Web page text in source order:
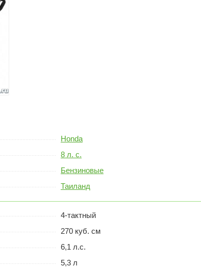
Honda
8 л. с.
Бензиновые
Таиланд
4-тактный
270 куб. см
6,1 л.с.
5,3 л